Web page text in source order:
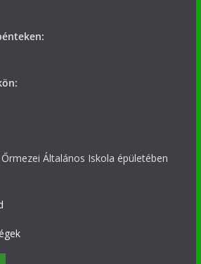
Általános Iskola épületében